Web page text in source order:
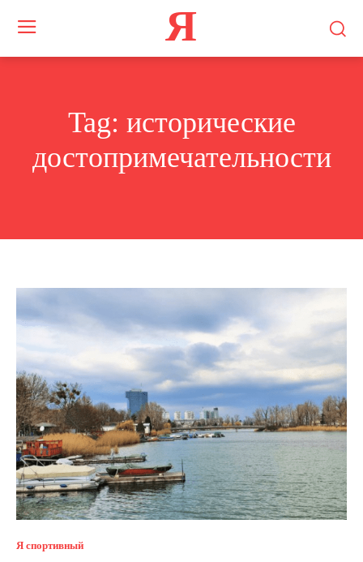
Я
Tag: исторические
достопримечательности
Я спортивный